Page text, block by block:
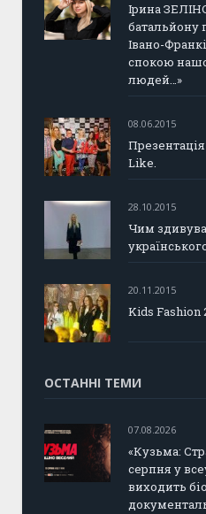
Ірина
батальйону
Івано-
спокою
людей…»
08.06.2015
Like.
28.10.2015
Чим
20.11.2015
Kids Fashion
ОСТАННІ ТЕМИ
07.08.2026
«Кузьма:
серпня у
виходить